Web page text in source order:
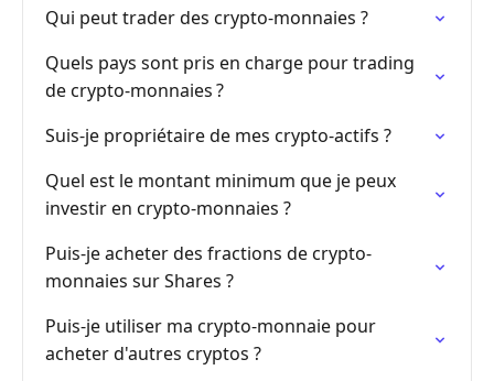
Qui peut trader des crypto-monnaies ?
Quels pays sont pris en charge pour trading
de crypto-monnaies ?
Suis-je propriétaire de mes crypto-actifs ?
Quel est le montant minimum que je peux
investir en crypto-monnaies ?
Puis-je acheter des fractions de crypto-
monnaies sur Shares ?
Puis-je utiliser ma crypto-monnaie pour
acheter d'autres cryptos ?